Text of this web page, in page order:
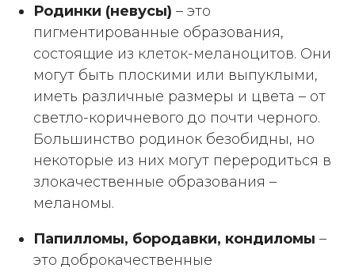
Родинки (невусы) – это
пигментированные образования,
состоящие из клеток-меланоцитов. Они
могут быть плоскими или выпуклыми,
иметь различные размеры и цвета – от
светло-коричневого до почти черного.
Большинство родинок безобидны, но
некоторые из них могут переродиться в
злокачественные образования –
меланомы.
Папилломы, бородавки, кондиломы –
это доброкачественные